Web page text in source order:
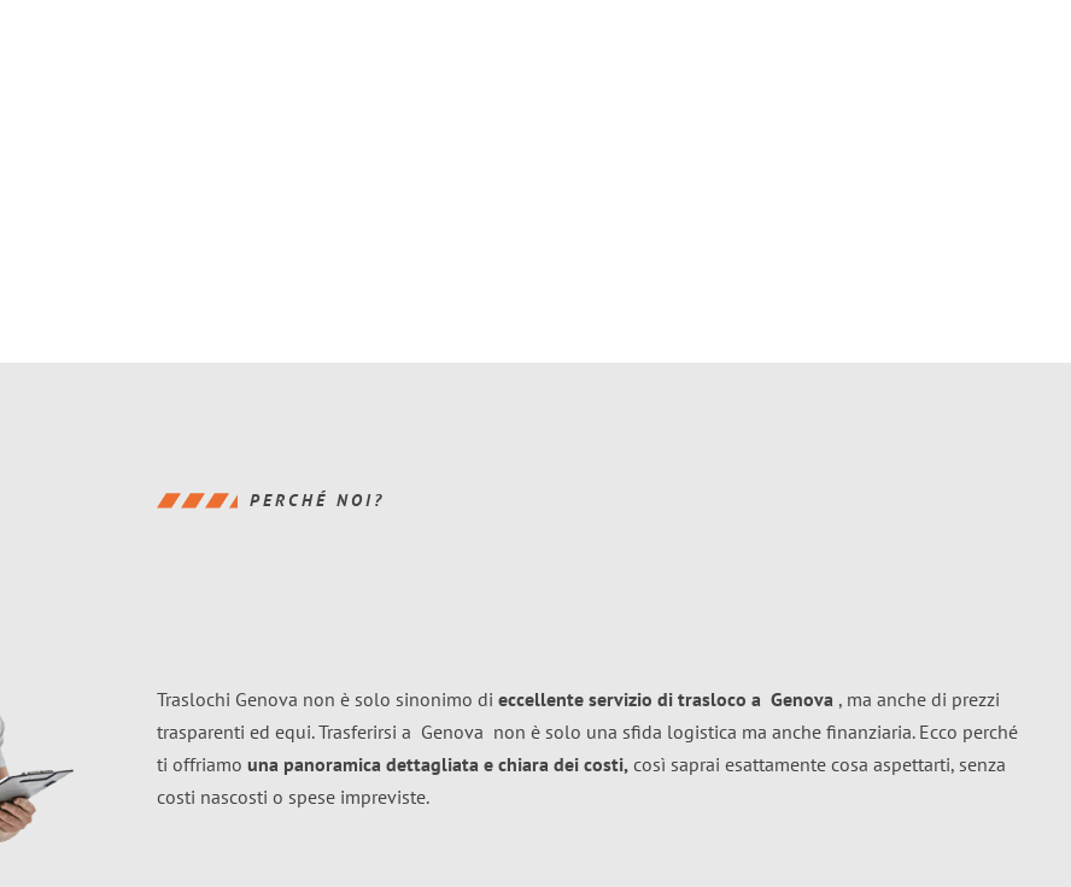
PERCHÉ NOI?
Traslochi Genova non è solo sinonimo di eccellente servizio di trasloco a Genova , ma anche di prezzi
trasparenti ed equi. Trasferirsi a Genova non è solo una sfida logistica ma anche finanziaria. Ecco perché
ti offriamo una panoramica dettagliata e chiara dei costi, così saprai esattamente cosa aspettarti, senza
costi nascosti o spese impreviste.